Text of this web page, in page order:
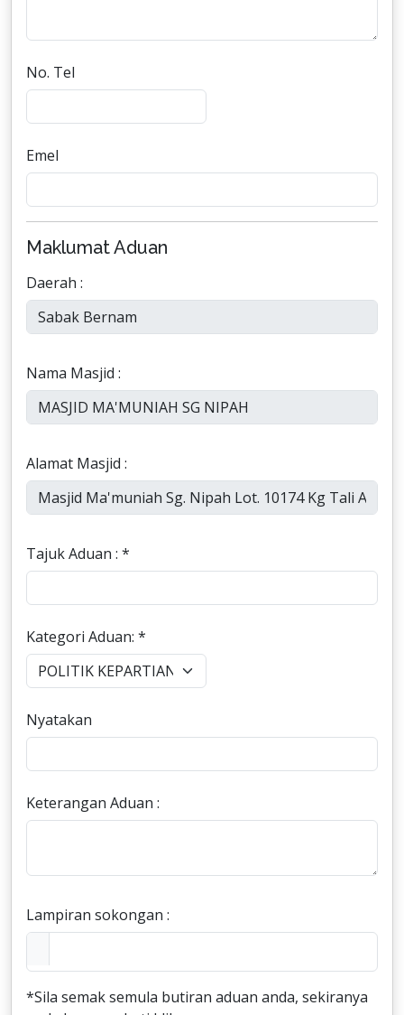
No. Tel
Emel
Maklumat Aduan
Daerah :
Nama Masjid :
Alamat Masjid :
Tajuk Aduan : *
Kategori Aduan: *
Nyatakan
Keterangan Aduan :
Lampiran sokongan :
*Sila semak semula butiran aduan anda, sekiranya